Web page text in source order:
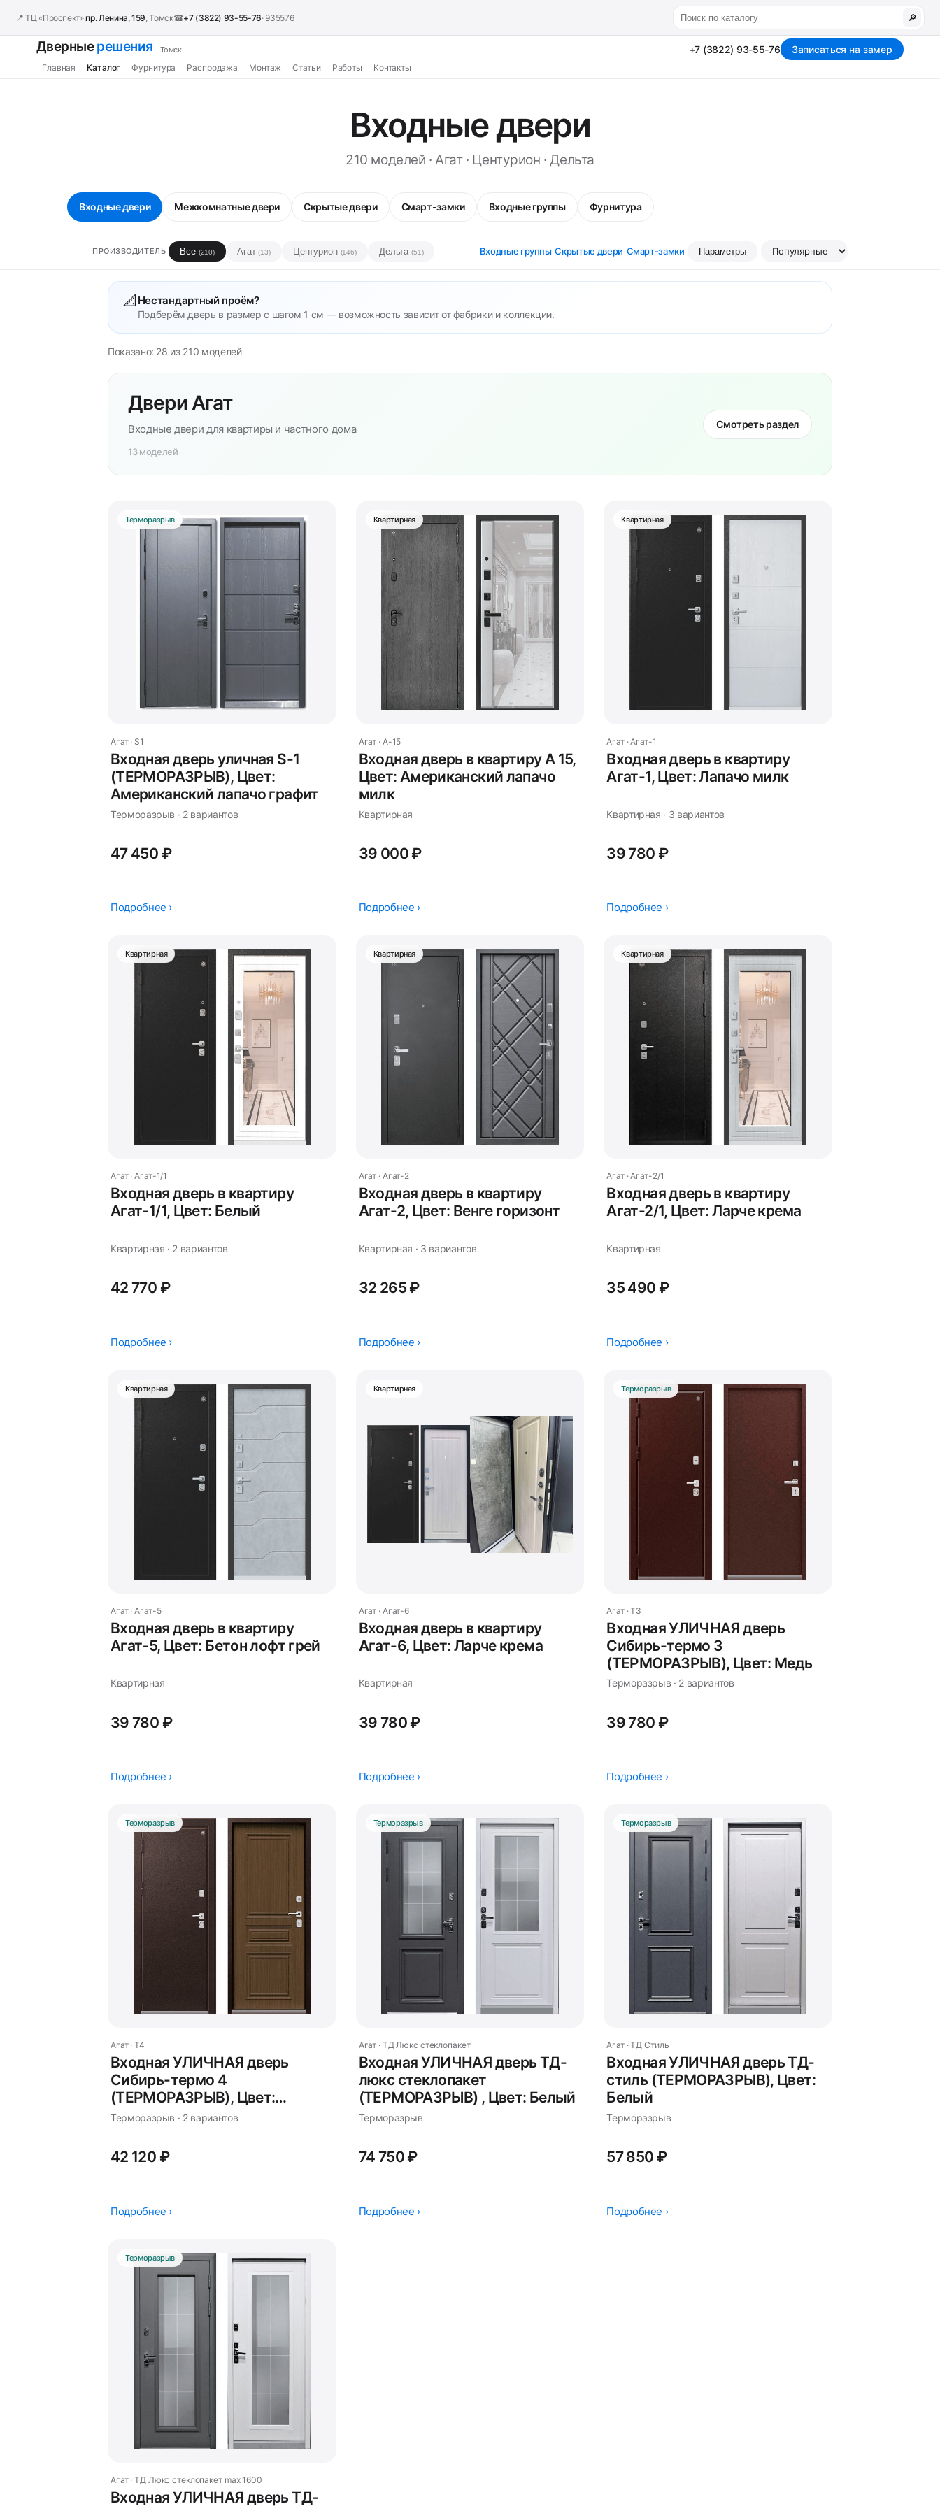
📍 ТЦ «Проспект»,пр. Ленина, 159 , Томск☎+7 (3822) 93-55-76· 935576 🔎
Дверныерешения Томск
Главная Каталог Фурнитура Распродажа Монтаж Статьи Работы Контакты
+7 (3822) 93-55-76 Записаться на замер
Входные двери
210 моделей · Агат · Центурион · Дельта
Входные двери Межкомнатные двери Скрытые двери Смарт-замки Входные группы Фурнитура
ПРОИЗВОДИТЕЛЬ Все (210) Агат(13) Центурион (146) Дельта (51) Входные группы Скрытые двери Смарт-замки Параметры
📐 Нестандартный проём?
Подберём дверь в размер с шагом 1 см — возможность зависит от фабрики и коллекции.
Показано: 28 из 210 моделей
Двери Агат
Входные двери для квартиры и частного дома
13 моделей
Смотреть раздел
Терморазрыв
Агат · S1
Входная дверь уличная S-1
(ТЕРМОРАЗРЫВ), Цвет:
Американский лапачо графит
Терморазрыв · 2 вариантов
47 450 ₽
Подробнее ›
Квартирная
Агат · А-15
Входная дверь в квартиру А 15,
Цвет: Американский лапачо
милк
Квартирная
39 000 ₽
Подробнее ›
Квартирная
Агат · Агат-1
Входная дверь в квартиру
Агат-1, Цвет: Лапачо милк
Квартирная · 3 вариантов
39 780 ₽
Подробнее ›
Квартирная
Агат · Агат-1/1
Входная дверь в квартиру
Агат-1/1, Цвет: Белый
Квартирная · 2 вариантов
42 770 ₽
Подробнее ›
Квартирная
Агат · Агат-2
Входная дверь в квартиру
Агат-2, Цвет: Венге горизонт
Квартирная · 3 вариантов
32 265 ₽
Подробнее ›
Квартирная
Агат · Агат-2/1
Входная дверь в квартиру
Агат-2/1, Цвет: Ларче крема
Квартирная
35 490 ₽
Подробнее ›
Квартирная
Агат · Агат-5
Входная дверь в квартиру
Агат-5, Цвет: Бетон лофт грей
Квартирная
39 780 ₽
Подробнее ›
Квартирная
Агат · Агат-6
Входная дверь в квартиру
Агат-6, Цвет: Ларче крема
Квартирная
39 780 ₽
Подробнее ›
Терморазрыв
Агат · T3
Входная УЛИЧНАЯ дверь
Сибирь-термо 3
(ТЕРМОРАЗРЫВ), Цвет: Медь
Терморазрыв · 2 вариантов
39 780 ₽
Подробнее ›
Терморазрыв
Агат · T4
Входная УЛИЧНАЯ дверь
Сибирь-термо 4
(ТЕРМОРАЗРЫВ), Цвет:
Миндаль
Терморазрыв · 2 вариантов
42 120 ₽
Подробнее ›
Терморазрыв
Агат · ТД Люкс стеклопакет
Входная УЛИЧНАЯ дверь ТД-
люкс стеклопакет
(ТЕРМОРАЗРЫВ) , Цвет: Белый
Терморазрыв
74 750 ₽
Подробнее ›
Терморазрыв
Агат · ТД Стиль
Входная УЛИЧНАЯ дверь ТД-
cтиль (ТЕРМОРАЗРЫВ), Цвет:
Белый
Терморазрыв
57 850 ₽
Подробнее ›
Терморазрыв
Агат · ТД Люкс стеклопакет max 1600
Входная УЛИЧНАЯ дверь ТД-